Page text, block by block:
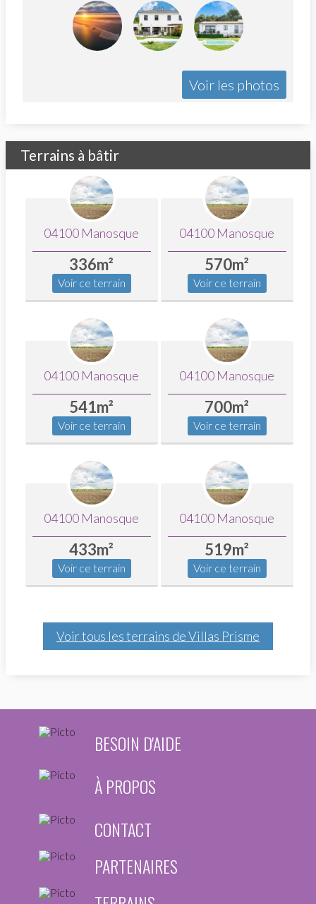
Terrains à bâtir
04100 Manosque
336
Voir ce terrain
04100 Manosque
570
Voir ce terrain
04100 Manosque
541
Voir ce terrain
04100 Manosque
700
Voir ce terrain
04100 Manosque
433
Voir ce terrain
04100 Manosque
519
Voir ce terrain
Voir tous les terrains de Villas Prisme
BESOIN D'AIDE
À PROPOS
CONTACT
PARTENAIRES